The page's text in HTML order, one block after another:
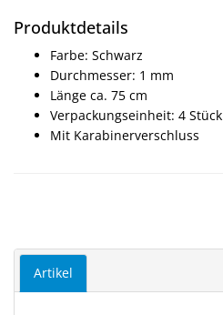
Optische
Schleiftechnik
SALE
Produktdetails
Farbe: Schwarz
Durchmesser: 1 mm
Länge ca. 75 cm
Verpackungseinheit: 4 Stück
Mit Karabinerverschluss
Artikel